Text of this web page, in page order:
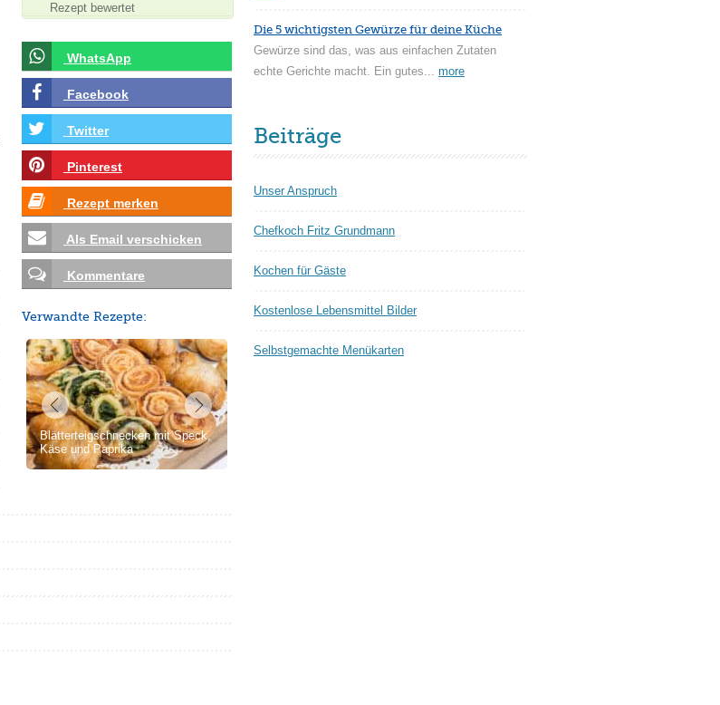
Rezept bewertet
WhatsApp
Facebook
Twitter
Pinterest
Rezept merken
Als Email verschicken
Kommentare
Verwandte Rezepte:
Blätterteigschnecken mit Speck,
Käse und Paprika
Die 5 wichtigsten Gewürze für deine Küche
Gewürze sind das, was aus einfachen Zutaten
echte Gerichte macht. Ein gutes... more
Beiträge
Unser Anspruch
Chefkoch Fritz Grundmann
Kochen für Gäste
Kostenlose Lebensmittel Bilder
Selbstgemachte Menükarten